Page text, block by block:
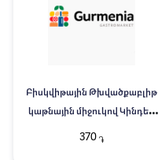
Բիսկվիթային Թխվածքաբլիթ
կաթնային միջուկով Կինդեր
28գ
370֏